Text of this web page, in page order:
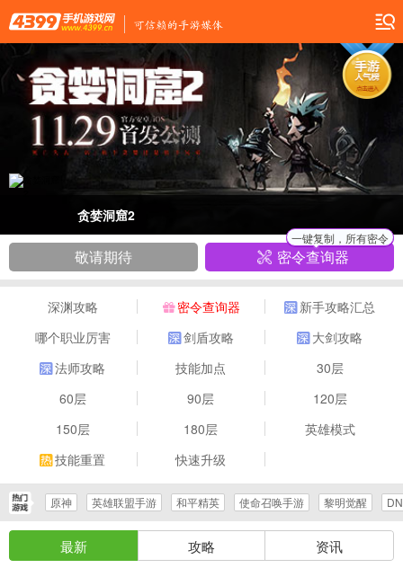
4399手机游戏网
贪婪洞窟2
敬请期待 密令查询器
一键复制，所有密令
深渊攻略 密令查询器
新手攻略汇总
哪个职业厉害
剑盾攻略
大剑攻略
法师攻略
技能加点
30层
60层
90层
120层
150层
180层
英雄模式
技能重置
快速升级
原神 英雄联盟手游 和平精英 使命召唤手游 黎明觉醒
最新 攻略 资讯